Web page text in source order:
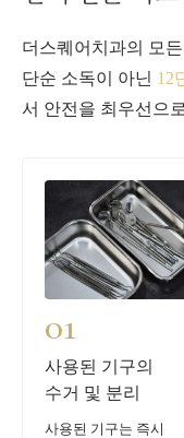
더스퀘어치과의 모
단순 소독이 아닌 12
서 안전을 최우선으
01
사용된 기구의
수거 및 분리
사용된 기구는 즉시